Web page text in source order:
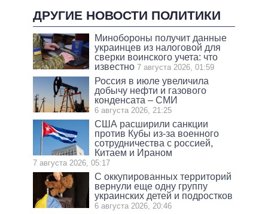
ДРУГИЕ НОВОСТИ ПОЛИТИКИ
Минобороны получит данные
украинцев из налоговой для
сверки воинского учета: что
известно 7 августа 2026, 01:59
Россия в июле увеличила
добычу нефти и газового
конденсата – СМИ
6 августа 2026, 21:25
США расширили санкции
против Кубы из-за военного
сотрудничества с россией,
Китаем и Ираном
7 августа 2026, 05:17
С оккупированных территорий
вернули еще одну группу
украинских детей и подростков
6 августа 2026, 20:46